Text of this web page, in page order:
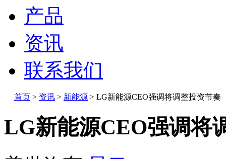
产品
资讯
联系我们
首页 > 资讯 > 新能源 > LG新能源CEO强调将调整投资节奏
LG新能源CEO强调将